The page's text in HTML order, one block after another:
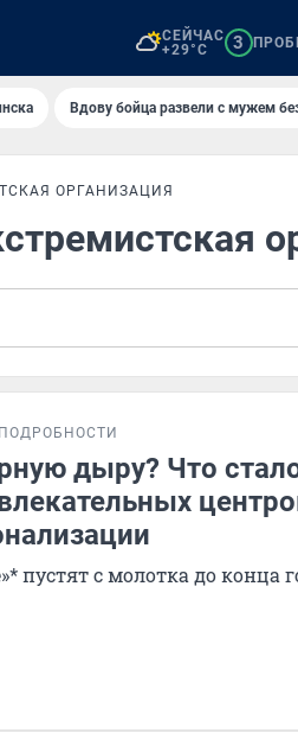
СЕЙЧАС
+29°C
3
Вдову бойца развели с мужем
ОРГАНИЗАЦИЯ
ПОДРОБНОСТИ
дыру? Что
пустят с молотка до конца